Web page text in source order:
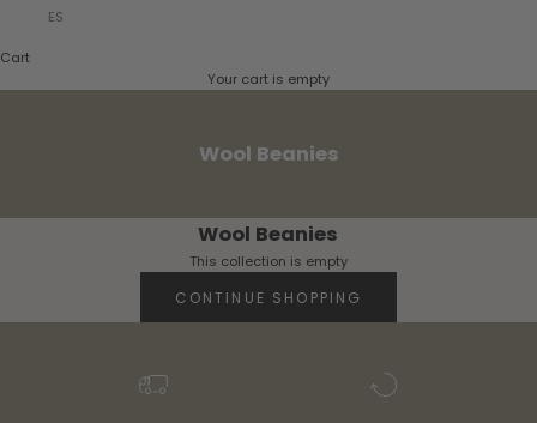
ES
Cart
Your cart is empty
Wool Beanies
Wool Beanies
This collection is empty
CONTINUE SHOPPING